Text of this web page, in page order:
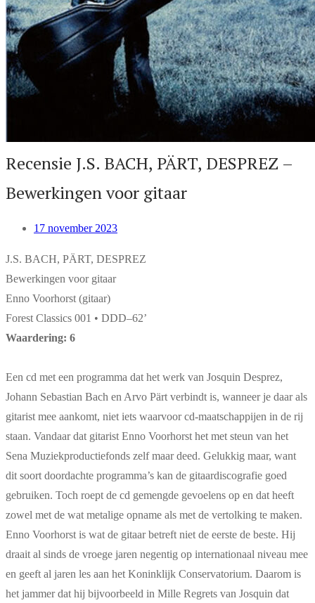
Recensie J.S. BACH, PÄRT, DESPREZ –
Bewerkingen voor gitaar
17 november 2023
J.S. BACH, PÄRT, DESPREZ
Bewerkingen voor gitaar
Enno Voorhorst (gitaar)
Forest Classics 001 • DDD–62’
Waardering: 6
Een cd met een programma dat het werk van Josquin Desprez,
Johann Sebastian Bach en Arvo Pärt verbindt is, wanneer je daar als
gitarist mee aankomt, niet iets waarvoor cd-maatschappijen in de rij
staan. Vandaar dat gitarist Enno Voorhorst het met steun van het
Sena Muziekproductiefonds zelf maar deed. Gelukkig maar, want
dit soort doordachte programma’s kan de gitaardiscografie goed
gebruiken. Toch roept de cd gemengde gevoelens op en dat heeft
zowel met de wat metalige opname als met de vertolking te maken.
Enno Voorhorst is wat de gitaar betreft niet de eerste de beste. Hij
draait al sinds de vroege jaren negentig op internationaal niveau mee
en geeft al jaren les aan het Koninklijk Conservatorium. Daarom is
het jammer dat hij bijvoorbeeld in Mille Regrets van Josquin dat